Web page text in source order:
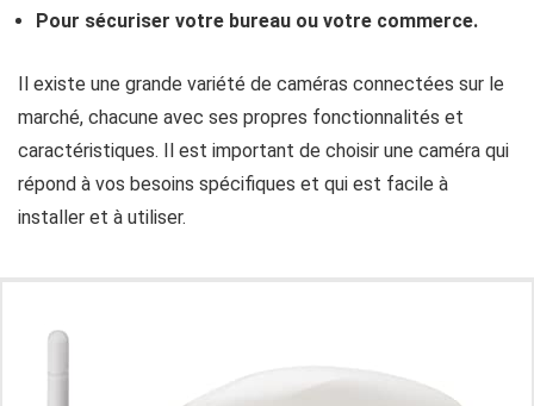
Pour sécuriser votre bureau ou votre commerce.
Il existe une grande variété de caméras connectées sur le
marché, chacune avec ses propres fonctionnalités et
caractéristiques. Il est important de choisir une caméra qui
répond à vos besoins spécifiques et qui est facile à
installer et à utiliser.